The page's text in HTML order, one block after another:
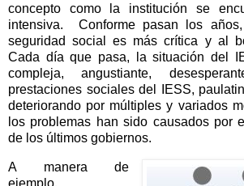
concepto como la institución se
intensiva.
Conforme pasan los
seguridad social es más crítica y al
Cada día que pasa, la situación del
compleja, angustiante,
prestaciones sociales del IESS,
deteriorando por múltiples y variados
los problemas han sido causados por
de los últimos gobiernos.
A manera de
ejemplo,